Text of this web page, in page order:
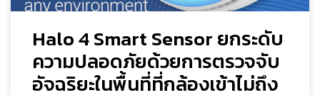
Halo 4 Smart Sensor ยกระดับ
ความปลอดภัยด้วยการตรวจจับ
อัจฉริยะในพื้นที่ที่กล้องเข้าไม่ถึง